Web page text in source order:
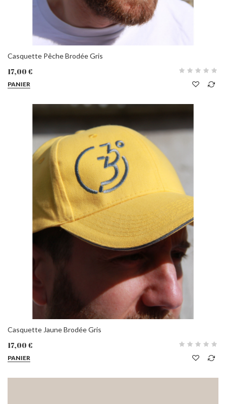
Casquette Pêche Brodée Gris
17,00 €
PANIER
Casquette Jaune Brodée Gris
17,00 €
PANIER